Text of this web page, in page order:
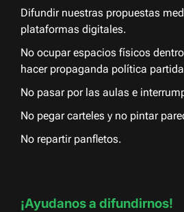
Difundir nuestras propuestas
plataformas digitales.
No ocupar espacios físicos
hacer propaganda política
No pasar por las aulas e
No pegar carteles y no pintar
No repartir panfletos.
¡Ayudanos a difundirnos!